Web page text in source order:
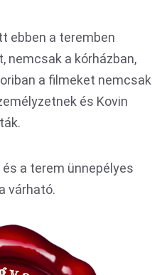
ebben a teremben
nemcsak a kórházban,
a filmeket nemcsak
és Kovin
a terem ünnepélyes
várható.